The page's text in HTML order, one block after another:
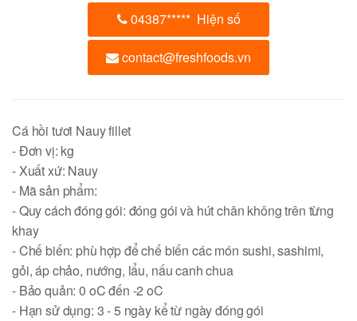
04387***** Hiện số
contact@freshfoods.vn
Cá hồi tươi Nauy fillet
- Đơn vị: kg
- Xuất xứ: Nauy
- Mã sản phẩm:
- Quy cách đóng gói: đóng gói và hút chân không trên từng
khay
- Chế biến: phù hợp để chế biến các món sushi, sashimi,
gỏi, áp chảo, nướng, lẩu, nấu canh chua
- Bảo quản: 0 oC đến -2 oC
- Hạn sử dụng: 3 - 5 ngày kể từ ngày đóng gói